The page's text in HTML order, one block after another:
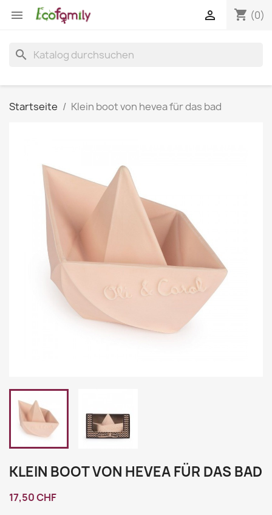
 shopping_cart (0)

search
Startseite Klein boot von hevea für das bad
KLEIN BOOT VON HEVEA FÜR DAS BAD
17,50 CHF